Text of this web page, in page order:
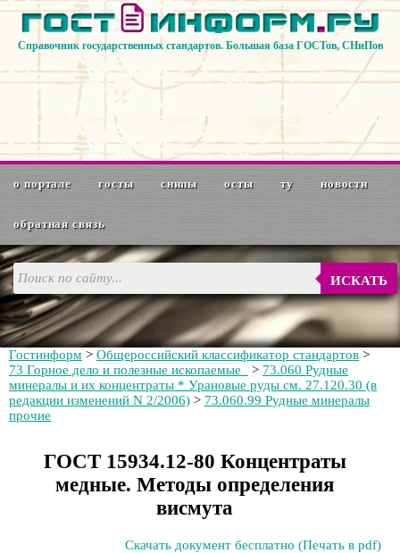
Справочник государственных стандартов. Большая база ГОСТов, СНиПов
о портале госты снипы осты ту новости
обратная связь
ИСКАТЬ
Гостинформ > Общероссийский классификатор стандартов >
73 Горное дело и полезные ископаемые
> 73.060 Рудные
минералы и их концентраты * Урановые руды см. 27.120.30 (в
редакции изменений N 2/2006) > 73.060.99 Рудные минералы
прочие
ГОСТ 15934.12-80 Концентраты
медные. Методы определения
висмута
Скачать документ бесплатно (Печать в pdf)